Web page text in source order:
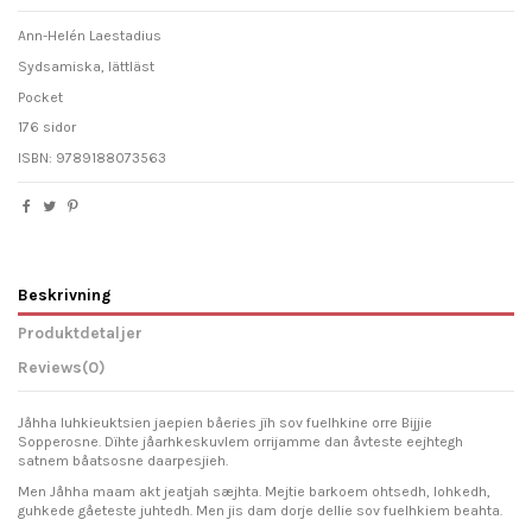
Ann-Helén Laestadius
Sydsamiska, lättläst
Pocket
176 sidor
ISBN: 9789188073563
Beskrivning
Produktdetaljer
Reviews(0)
Jåhha luhkieuktsien jaepien båeries jïh sov fuelhkine orre Bijjie
Sopperosne. Dïhte jåarhkeskuvlem orrijamme dan åvteste eejhtegh
satnem båatsosne daarpesjieh.
Men Jåhha maam akt jeatjah sæjhta. Mejtie barkoem ohtsedh, lohkedh,
guhkede gåeteste juhtedh. Men jis dam dorje dellie sov fuelhkiem beahta.